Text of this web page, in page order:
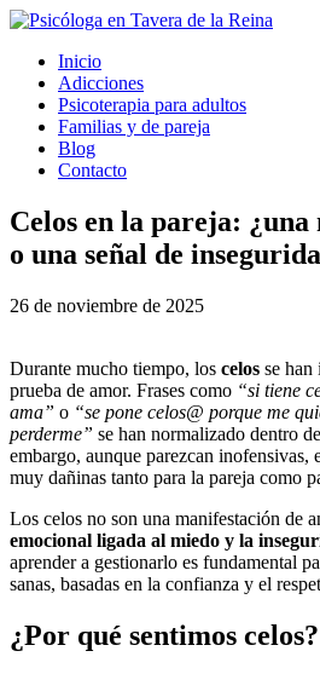
Inicio
Adicciones
Psicoterapia para adultos
Familias y de pareja
Blog
Contacto
Celos en la pareja:
o una señal de
26 de noviembre de 2025
Durante mucho tiempo, los celos se han
prueba de amor. Frases como “si tiene
ama” o “se pone celos@ porque me
perderme” se han normalizado dentro
embargo, aunque parezcan inofensivas,
muy dañinas tanto para la pareja como
Los celos no son una manifestación de
emocional ligada al miedo y la
aprender a gestionarlo es fundamental
sanas, basadas en la confianza y el
¿Por qué sentimos celos?